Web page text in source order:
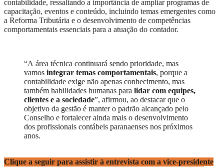
contabilidade, ressaltando a importância de ampliar programas de
capacitação, eventos e conteúdo, incluindo temas emergentes como
a Reforma Tributária e o desenvolvimento de competências
comportamentais essenciais para a atuação do contador.
“A área técnica continuará sendo prioridade, mas
vamos integrar temas comportamentais, porque a
contabilidade exige não apenas conhecimento, mas
também habilidades humanas para lidar com equipes,
clientes e a sociedade”, afirmou, ao destacar que o
objetivo da gestão é manter o padrão alcançado pelo
Conselho e fortalecer ainda mais o desenvolvimento
dos profissionais contábeis paranaenses nos próximos
anos.
Clique a seguir para assistir à entrevista com a vice-presidente